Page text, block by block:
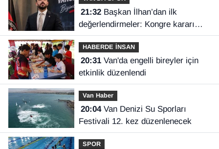
21:32Başkan İlhan’dan ilk
değerlendirmeler: Kongre kararı
Vanspor’u uçuruma sürükleyebilirdi!
HABERDE İNSAN
20:31Van'da engelli bireyler için
etkinlik düzenlendi
Van Haber
20:04Van Denizi Su Sporları
Festivali 12. kez düzenlenecek
SPOR